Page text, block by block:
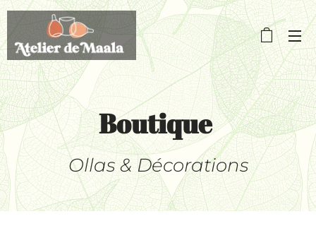
Boutique
Ollas & Décorations